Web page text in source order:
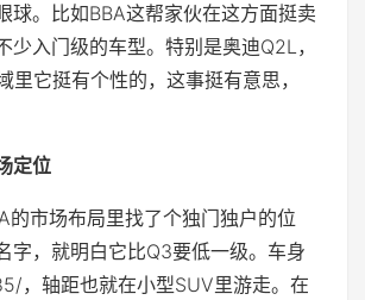
球。比如BBA这帮家伙在这方面挺卖
少入门级的车型。特别是奥迪Q2L，
里它挺有个性的，这事挺有意思，
定位
的市场布局里找了个独门独户的位
字，就明白它比Q3要低一级。车身
，轴距也就在小型SUV里游走。在